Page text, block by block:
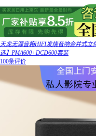
天龙无源音箱HIFI发烧音响合并式立
选】PMA600+DCD600套装
100条评价